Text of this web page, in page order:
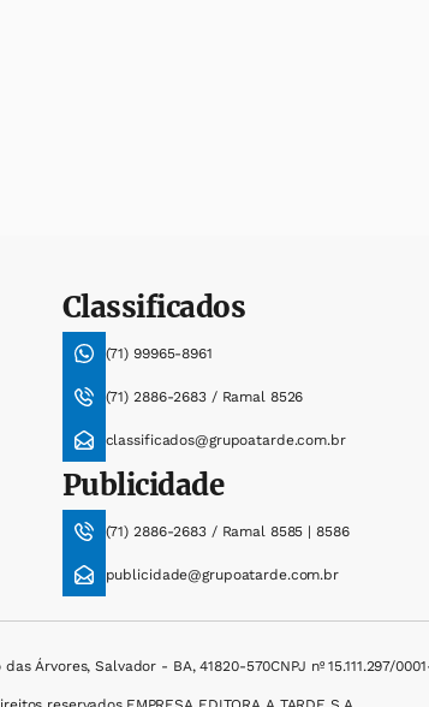
Classificados
(71) 99965-8961
(71) 2886-2683 / Ramal 8526
classificados@grupoatarde.com.br
Publicidade
(71) 2886-2683 / Ramal 8585 | 8586
publicidade@grupoatarde.com.br
Árvores, Salvador - BA, 41820-570CNPJ nº 15.111.297/